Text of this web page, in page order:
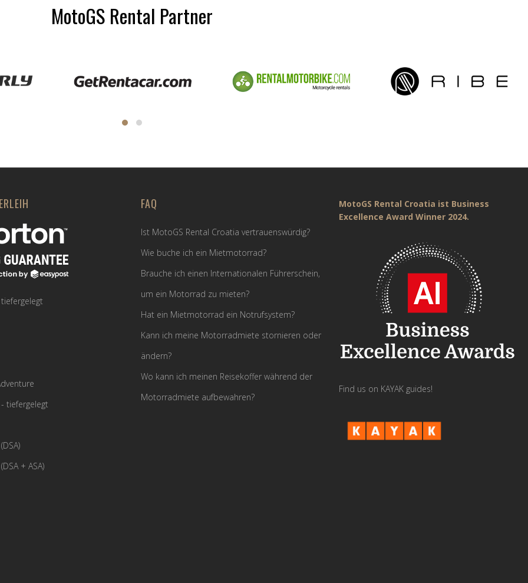
MotoGS Rental Partner
- tiefergelegt
+ ASA)
FAQ
Ist MotoGS Rental Croatia vertrauenswürdig?
Wie buche ich ein Mietmotorrad?
Brauche ich einen Internationalen Führerschein,
um ein Motorrad zu mieten?
Hat ein Mietmotorrad ein Notrufsystem?
Kann ich meine Motorradmiete stornieren oder
ändern?
Wo kann ich meinen Reisekoffer während der
Motorradmiete aufbewahren?
MotoGS Rental Croatia ist Business
Excellence Award Winner 2024.
Find us on KAYAK guides!